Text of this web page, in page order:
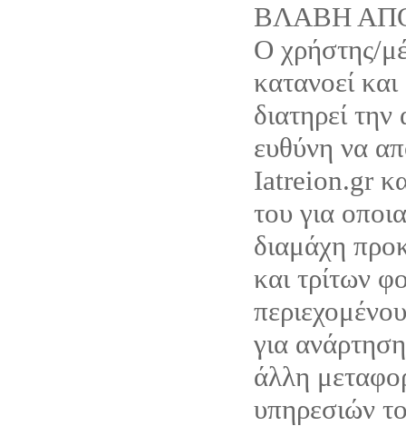
ΒΛΑΒΗ
Ο χρήστης/
κατανοεί και
διατηρεί
ευθύνη να
Iatreion.gr
του για
διαμάχη
και τρίτων
για
άλλη
υπηρεσιών